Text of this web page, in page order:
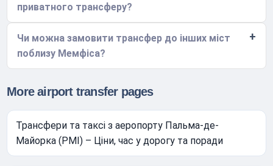
приватного трансферу?
Чи можна замовити трансфер до інших міст
поблизу Мемфіса?
More airport transfer pages
Трансфери та таксі з аеропорту Пальма-де-
Майорка (PMI) – Ціни, час у дорогу та поради